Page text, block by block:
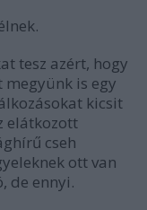
tesz azért, hogy
is egy
kicsit
elátkozott
cseh
ott van
de ennyi.